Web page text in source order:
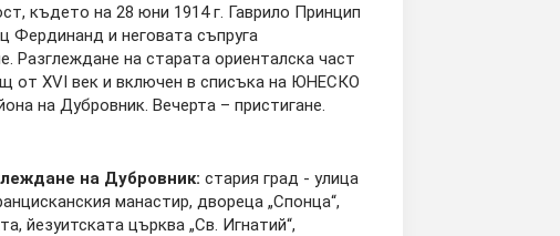
където на 28 юни 1914 г. Гаврило Принцип
Фердинанд и неговата съпруга
Разглеждане на старата ориенталска част
от XVI век и включен в списъка на ЮНЕСКО
на Дубровник. Вечерта – пристигане.
на Дубровник: стария град - улица
манастир, двореца „Спонца“,
йезуитската църква „Св. Игнатий“,